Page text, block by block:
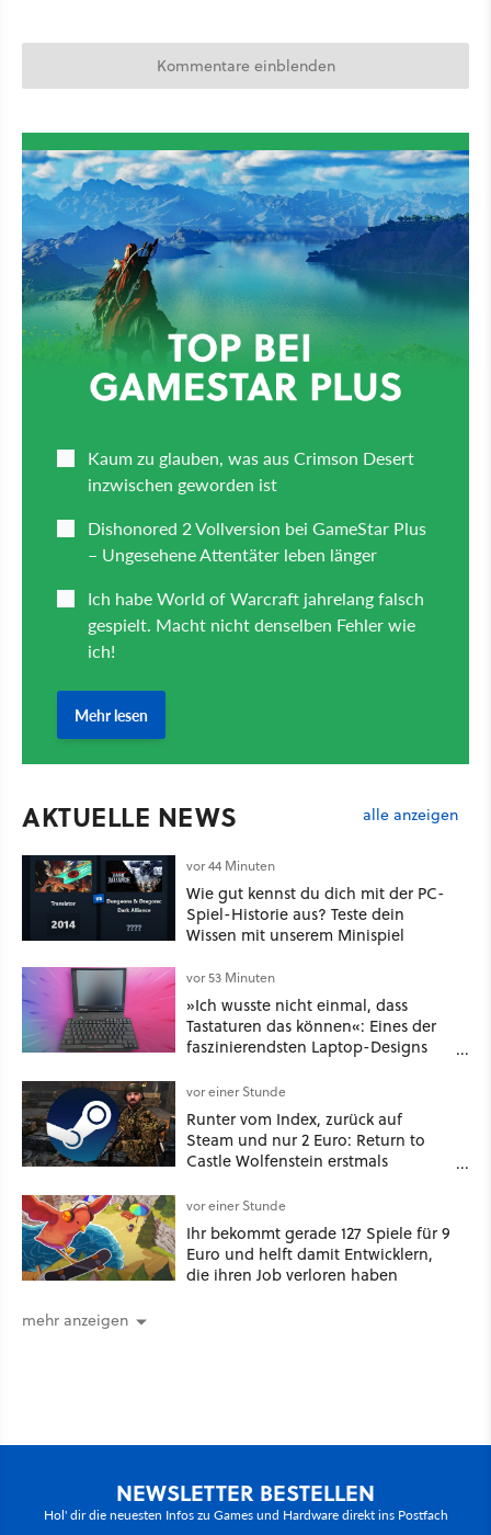
Kommentare einblenden
AKTUELLE NEWS alle anzeigen
vor 44 Minuten
Wie gut kennst du dich mit der PC-
Spiel-Historie aus? Teste dein
Wissen mit unserem Minispiel
vor 53 Minuten
»Ich wusste nicht einmal, dass
Tastaturen das können«: Eines der
faszinierendsten Laptop-Designs
vor einer Stunde
Runter vom Index, zurück auf
Steam und nur 2 Euro: Return to
Castle Wolfenstein erstmals
Markt
vor einer Stunde
Ihr bekommt gerade 127 Spiele für 9
Euro und helft damit Entwicklern,
die ihren Job verloren haben
mehr anzeigen
NEWSLETTER BESTELLEN
Hol' dir die neuesten Infos zu Games und Hardware direkt ins Postfach